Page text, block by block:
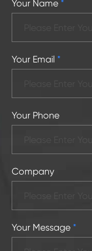
Your Name *
Your Email *
Your Phone
Company
Your Message *